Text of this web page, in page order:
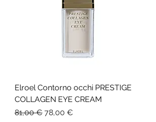
Elroel Contorno occhi PRESTIGE
COLLAGEN EYE CREAM
Prezzo regolare
81,00 € Prezzo scontato
78,00 €